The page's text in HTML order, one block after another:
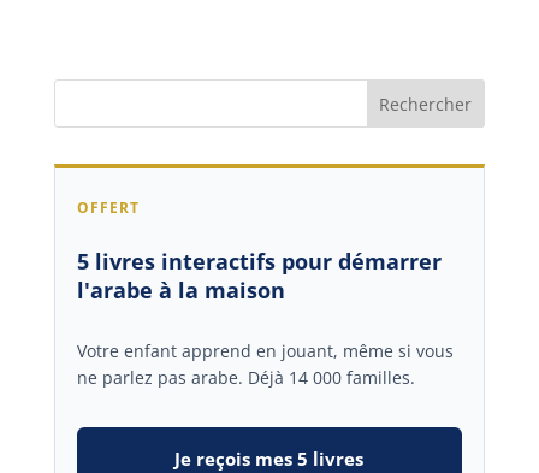
OFFERT
5 livres interactifs pour démarrer
l'arabe à la maison
Votre enfant apprend en jouant, même si vous
ne parlez pas arabe. Déjà 14 000 familles.
Je reçois mes 5 livres